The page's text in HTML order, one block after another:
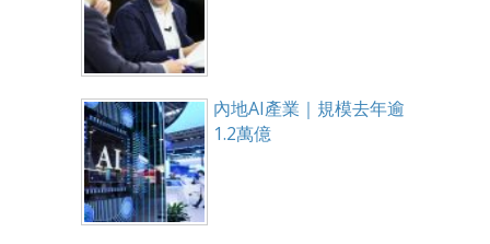
內地AI產業｜規模去年逾
1.2萬億